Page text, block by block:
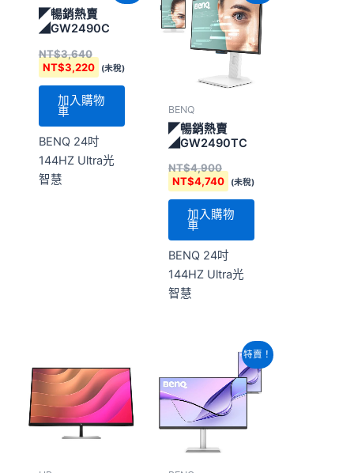
◤暢銷熱賣
◢GW2490C
NT$3,640
價
格：
NT$3,220
格：
(未稅)
加入購物
車
BENQ 24吋
144HZ Ultra光
智慧
BENQ
◤暢銷熱賣
◢GW2490TC
NT$4,900
價
格：
NT$4,900。
NT$4,740
價
格：
NT$4,740。
(未稅)
加入購物
車
BENQ 24吋
144HZ Ultra光
智慧
特賣！
價
格：
NT$19,460。
目
前
價
格：
NT$19,180。